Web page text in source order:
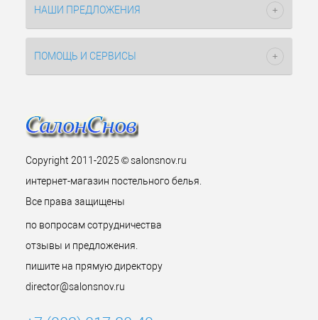
НАШИ ПРЕДЛОЖЕНИЯ
ПОМОЩЬ И СЕРВИСЫ
Copyright 2011-2025 © salonsnov.ru
интернет-магазин постельного белья.
Все права защищены
по вопросам сотрудничества
отзывы и предложения.
пишите на прямую директору
director@salonsnov.ru